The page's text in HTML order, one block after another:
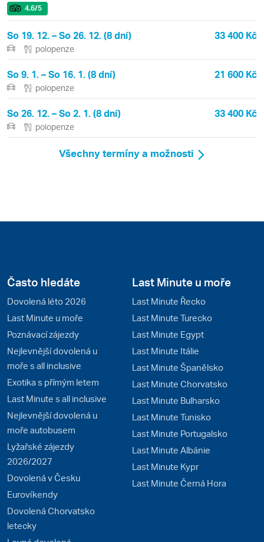
4.6/5
So 19. 12. – So 26. 12. (8 dní) 33 400 Kč
polopenze
So 9. 1. – So 16. 1. (8 dní) 21 600 Kč
polopenze
So 26. 12. – So 2. 1. (8 dní) 33 400 Kč
polopenze
Všechny termíny a možnosti
Často hledáte
Dovolená léto 2026
Last Minute u moře
Poznávací zájezdy
Nejlevnější dovolená u
moře s all inclusive
Exotika s přímým letem
Last Minute s all inclusive
Nejlevnější dovolená u
moře autobusem
Lyžařské zájezdy
2026/2027
Dovolená v Česku
Eurovíkendy
Dovolená Chorvatsko
letecky
Last Minute u moře
Last Minute Řecko
Last Minute Turecko
Last Minute Egypt
Last Minute Itálie
Last Minute Španělsko
Last Minute Chorvatsko
Last Minute Bulharsko
Last Minute Tunisko
Last Minute Portugalsko
Last Minute Albánie
Last Minute Kypr
Last Minute Černá Hora